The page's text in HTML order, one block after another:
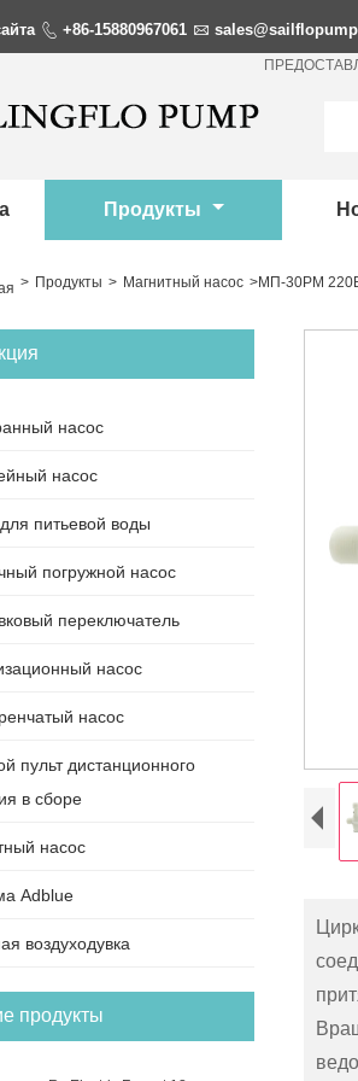
 +86-15880967061 
Продукты
> Продукты > Магнитный насос >МП-30РМ
насос
насос
питьевой воды
погружной насос
переключатель
насос
насос
пульт дистанционного
в сборе
насос
Adblue
воздуходувка
продукты